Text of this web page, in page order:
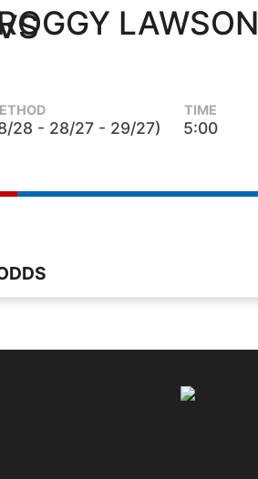
LAWSON
28 - 28/27 - 29/27)
TIME
5:00